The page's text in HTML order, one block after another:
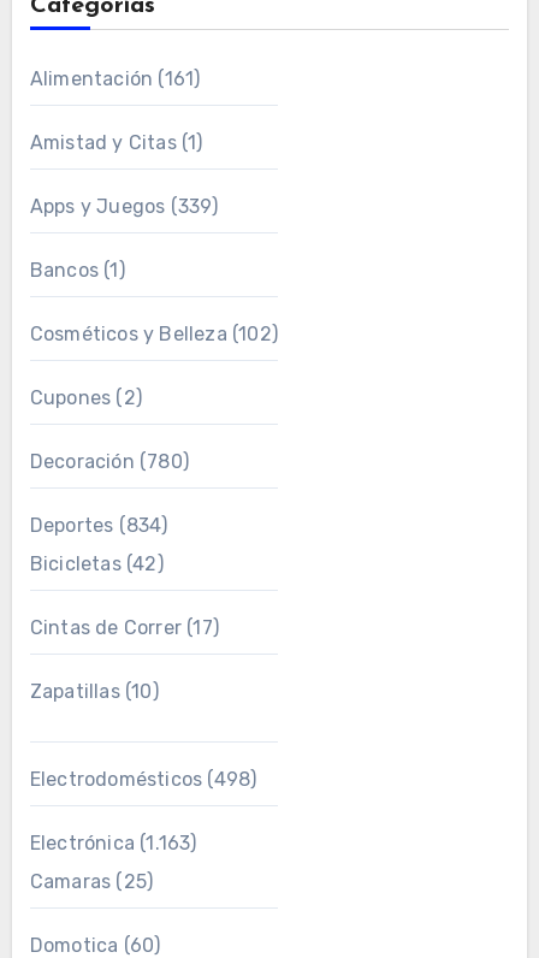
Categorías
Alimentación (161)
Amistad y Citas(1)
Apps y Juegos (339)
Bancos(1)
Cosméticos y Belleza (102)
Cupones (2)
Decoración (780)
Deportes (834)
Bicicletas(42)
Cintas de Correr(17)
Zapatillas(10)
Electrodomésticos (498)
Electrónica (1.163)
Camaras (25)
Domotica (60)